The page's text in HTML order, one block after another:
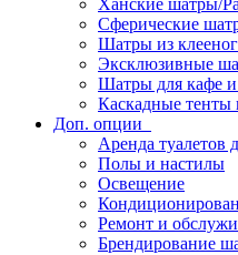
Ханские шатры/
Сферические
Шатры из
Эксклюзивные
Шатры для кафе и
Каскадные
Доп. опции
Аренда туалетов
Полы и настилы
Освещение
Ремонт и
Брендирование